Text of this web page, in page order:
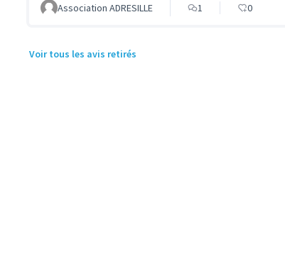
Association ADRESILLE 1 0
Voir tous les avis retirés